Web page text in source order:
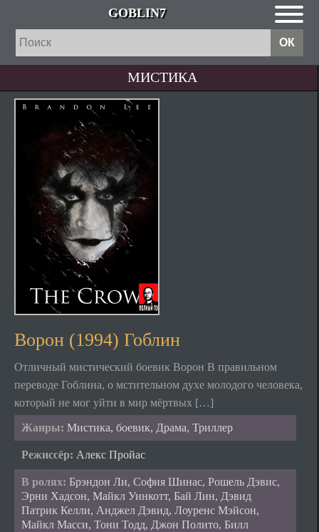
GOBLIN7
МИСТИКА
Ворон (1994) Гоблин
Отличный мистический боевик Ворон В правильном
переводе Гоблина, о мстительном духе молодого человека,
который не мог уйти в мир мёртвых […]
Жанры: Мистика, боевик, Драма, Триллер
Режиссёр: Алекс Пройас
В ролях: Брэндон Ли, София Шинас, Рошель Дэвис,
Эрни Хадсон, Майкл Уинкотт, Бай Лин, Дэвид
Патрик Келли, Анджел Дэвид, Лоуренс Мэйсон,
Майкл Масси, Тони Тодд, Джон Полито, Билл